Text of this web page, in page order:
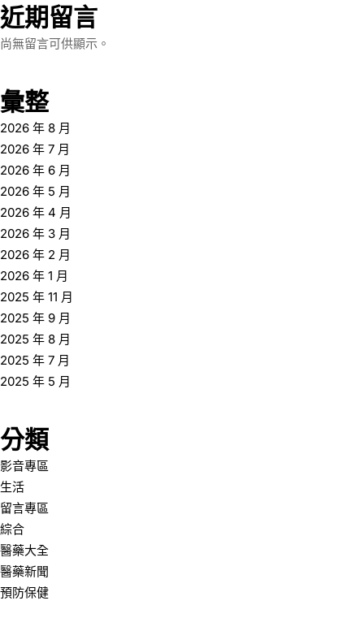
近期留言
尚無留言可供顯示。
彙整
2026 年 8 月
2026 年 7 月
2026 年 6 月
2026 年 5 月
2026 年 4 月
2026 年 3 月
2026 年 2 月
2026 年 1 月
2025 年 11 月
2025 年 9 月
2025 年 8 月
2025 年 7 月
2025 年 5 月
分類
影音專區
生活
留言專區
綜合
醫藥大全
醫藥新聞
預防保健